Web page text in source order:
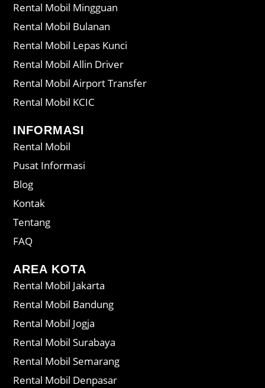
Rental Mobil Mingguan
Rental Mobil Bulanan
Rental Mobil Lepas Kunci
Rental Mobil Allin Driver
Rental Mobil Airport Transfer
Rental Mobil KCIC
INFORMASI
Rental Mobil
Pusat Informasi
Blog
Kontak
Tentang
FAQ
AREA KOTA
Rental Mobil Jakarta
Rental Mobil Bandung
Rental Mobil Jogja
Rental Mobil Surabaya
Rental Mobil Semarang
Rental Mobil Denpasar